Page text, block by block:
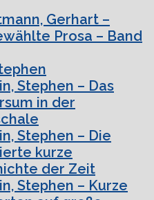
Gerhart –
Prosa – Band
Stephen – Das
in der
Stephen – Die
kurze
der Zeit
Stephen – Kurze